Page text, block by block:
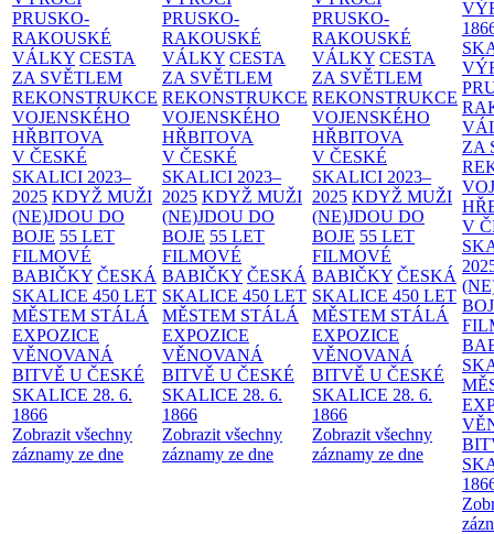
PRUSKO-
RAKOUSKÉ
VÁLKY CESTA
ZA SVĚTLEM
REKONSTRUKCE
VOJENSKÉHO
HŘBITOVA
V ČESKÉ
SKALICI 2023–
2025 KDYŽ MUŽI
(NE)JDOU DO
BOJE 55 LET
FILMOVÉ
BABIČKY ČESKÁ
SKALICE 450 LET
MĚSTEM STÁLÁ
EXPOZICE
VĚNOVANÁ
BITVĚ U ČESKÉ
SKALICE 28. 6.
1866
Zobrazit všechny
záznamy ze dne
PRUSKO-
RAKOUSKÉ
VÁLKY CESTA
ZA SVĚTLEM
REKONSTRUKCE
VOJENSKÉHO
HŘBITOVA
V ČESKÉ
SKALICI 2023–
2025 KDYŽ MUŽI
(NE)JDOU DO
BOJE 55 LET
FILMOVÉ
BABIČKY ČESKÁ
SKALICE 450 LET
MĚSTEM STÁLÁ
EXPOZICE
VĚNOVANÁ
BITVĚ U ČESKÉ
SKALICE 28. 6.
1866
Zobrazit všechny
záznamy ze dne
PRUSKO-
RAKOUSKÉ
VÁLKY CESTA
ZA SVĚTLEM
REKONSTRUKCE
VOJENSKÉHO
HŘBITOVA
V ČESKÉ
SKALICI 2023–
2025 KDYŽ MUŽI
(NE)JDOU DO
BOJE 55 LET
FILMOVÉ
BABIČKY ČESKÁ
SKALICE 450 LET
MĚSTEM STÁLÁ
EXPOZICE
VĚNOVANÁ
BITVĚ U ČESKÉ
SKALICE 28. 6.
1866
Zobrazit všechny
záznamy ze dne
ZA
V